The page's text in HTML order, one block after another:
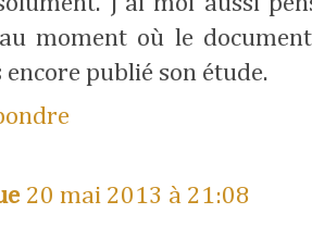
moment où le
encore publié son étude.
20 mai 2013 à 21:08